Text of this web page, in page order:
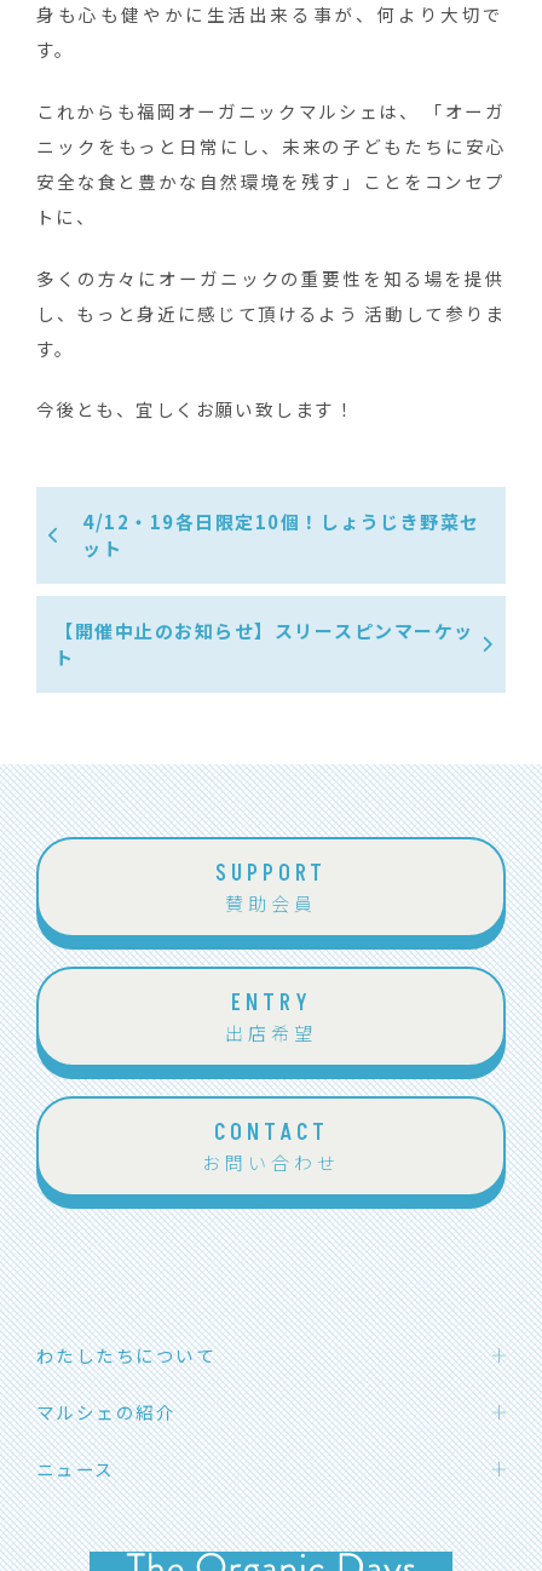
身も心も健やかに生活出来る事が、何より大切で
す。
これからも福岡オーガニックマルシェは、 「オーガ
ニックをもっと日常にし、未来の子どもたちに安心
安全な食と豊かな自然環境を残す」ことをコンセプ
トに、
多くの方々にオーガニックの重要性を知る場を提供
し、もっと身近に感じて頂けるよう 活動して参りま
す。
今後とも、宜しくお願い致します！
4/12・19各日限定10個！しょうじき野菜セ
ット
【開催中止のお知らせ】スリースピンマーケッ
ト
SUPPORT
賛助会員
ENTRY
出店希望
CONTACT
お問い合わせ
わたしたちについて
わたしたちの想い
団体概要
メンバー紹介
応援メッセージ
マルシェの紹介
ハカタエシカルマーケット
SOLマルシェ
福岡オーガニックマルシェ
ニュース
お知らせ
イベント開催情報